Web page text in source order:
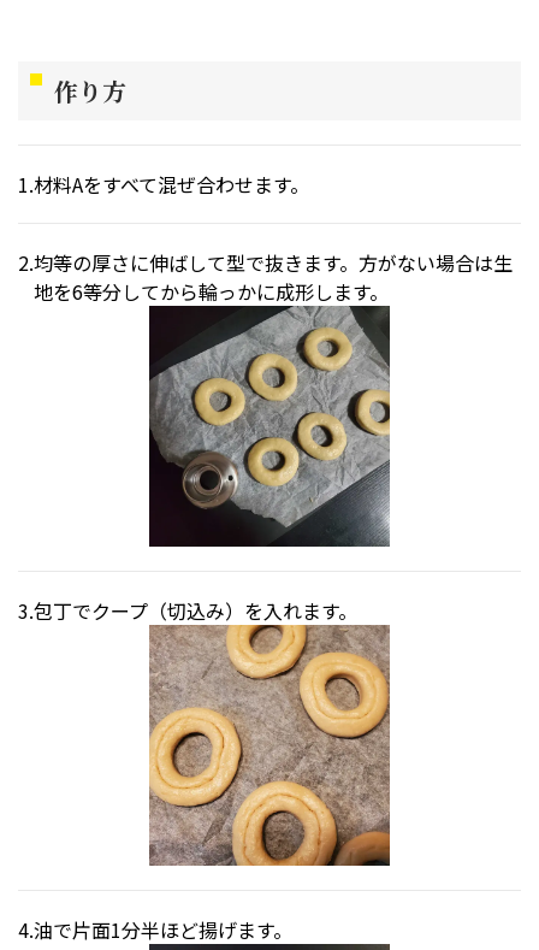
作り方
材料Aをすべて混ぜ合わせます。
均等の厚さに伸ばして型で抜きます。方がない場合は生
地を6等分してから輪っかに成形します。
包丁でクープ（切込み）を入れます。
油で片面1分半ほど揚げます。